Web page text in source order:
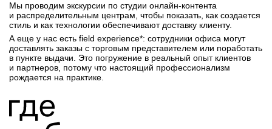
Мы проводим экскурсии по студии онлайн-контента
и распределительным центрам, чтобы показать, как создается
стиль и как технологии обеспечивают доставку клиенту.
А еще у нас есть field experience*: сотрудники офиса могут
доставлять заказы с торговым представителем или поработать
в пункте выдачи. Это погружение в реальный опыт клиентов
и партнеров, потому что настоящий профессионализм
рождается на практике.